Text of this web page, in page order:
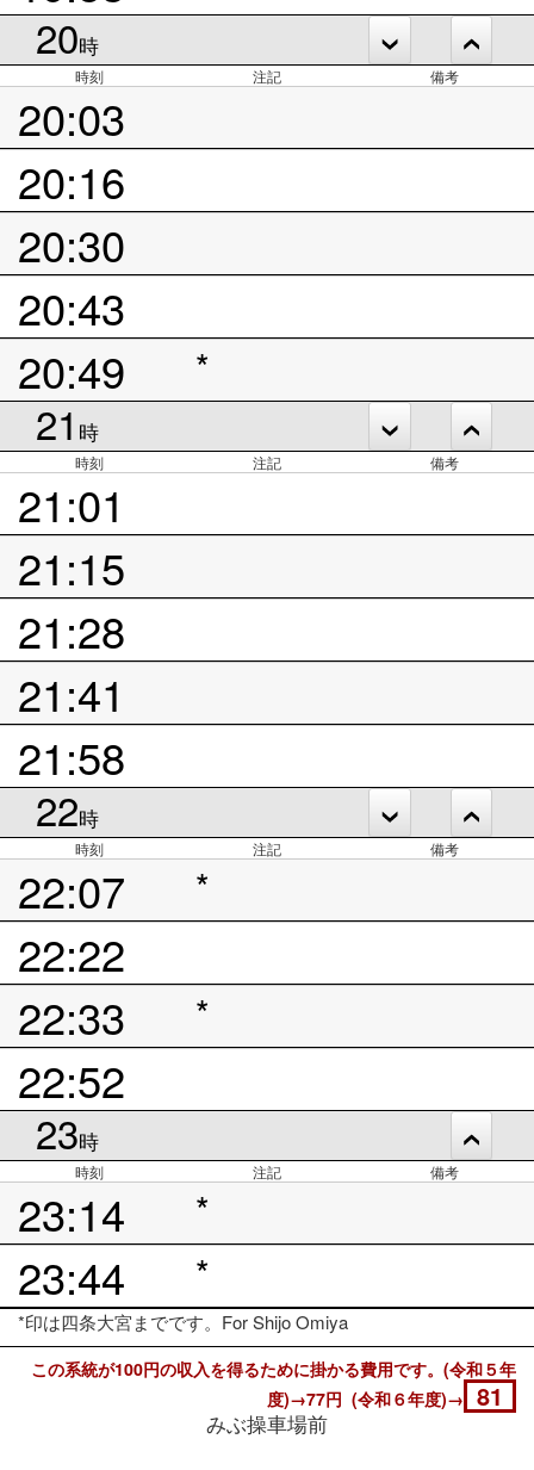
20時
時刻 注記 備考
20:03
20:16
20:30
20:43
20:49
*
21 時
時刻 注記 備考
21:01
21:15
21:28
21:41
21:58
22時
時刻 注記 備考
22:07 *
22:22
22:33
*
22:52
23時
時刻 注記 備考
23:14 *
23:44 *
*印は四条大宮までです。For Shijo Omiya
この系統が100円の収入を得るために掛かる費用です。(令和５年
度)→77円 (令和６年度)→ 81
みぶ操車場前